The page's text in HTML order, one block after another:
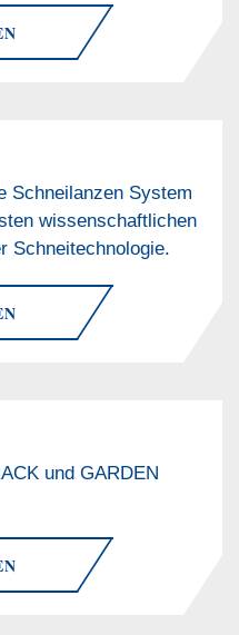
Schneilanzen System
wissenschaftlichen
Schneitechnologie.
und GARDEN